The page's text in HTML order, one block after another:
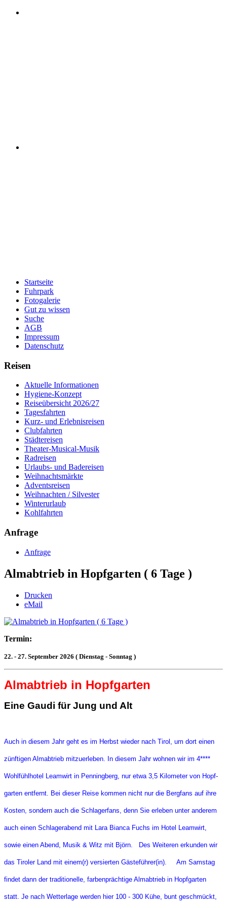
Startseite
Fuhrpark
Fotogalerie
Gut zu wissen
Suche
AGB
Impressum
Datenschutz
Reisen
Aktuelle Informationen
Hygiene-Konzept
Reiseübersicht 2026/27
Tagesfahrten
Kurz- und Erlebnisreisen
Clubfahrten
Städtereisen
Theater-Musical-Musik
Radreisen
Urlaubs- und Badereisen
Weihnachtsmärkte
Adventsreisen
Weihnachten / Silvester
Winterurlaub
Kohlfahrten
Anfrage
Anfrage
Almabtrieb in Hopfgarten ( 6 Tage )
Drucken
eMail
Termin:
22. - 27. September 2026 ( Dienstag - Sonntag )
Almabtrieb in Hopfgarten
Eine Gaudi für Jung und Alt
Auch in diesem Jahr geht es im Herbst wieder nach Tirol, um dort einen
zünftigen Almabtrieb mitzuerleben. In diesem Jahr wohnen wir im 4****
Wohlfühlhotel Leamwirt in Penningberg, nur etwa 3,5 Kilometer von Hopf-
garten entfernt. Bei dieser Reise kommen nicht nur die Bergfans auf ihre
Kosten, sondern auch die Schlagerfans, denn Sie erleben unter anderem
auch einen Schlagerabend mit Lara Bianca Fuchs im Hotel Leamwirt,
sowie einen Abend, Musik & Witz mit Björn. Des Weiteren erkunden wir
das Tiroler Land mit einem(r) versierten Gästeführer(in). Am Samstag
findet dann der traditionelle, farbenprächtige Almabtrieb in Hopfgarten
statt. Je nach Wetterlage werden hier 100 - 300 Kühe, bunt geschmückt,